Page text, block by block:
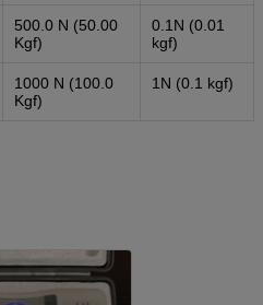
500.0 N (50.00
Kgf)
0.1N (0.01
kgf)
1000 N (100.0
Kgf)
1N (0.1 kgf)